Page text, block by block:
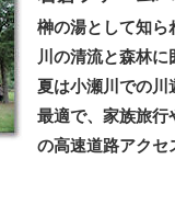
榊の湯として知ら
川の清流と森林に
夏は小瀬川での川
最適で、家族旅行
の高速道路アクセ